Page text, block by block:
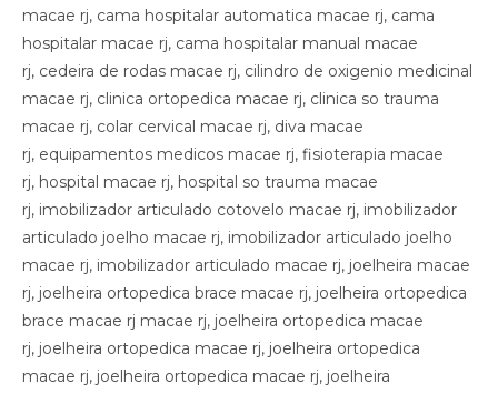
macae rj, cama hospitalar automatica macae rj, cama
hospitalar macae rj, cama hospitalar manual macae
rj, cedeira de rodas macae rj, cilindro de oxigenio medicinal
macae rj, clinica ortopedica macae rj, clinica so trauma
macae rj, colar cervical macae rj, diva macae
rj, equipamentos medicos macae rj, fisioterapia macae
rj, hospital macae rj, hospital so trauma macae
rj, imobilizador articulado cotovelo macae rj, imobilizador
articulado joelho macae rj, imobilizador articulado joelho
macae rj, imobilizador articulado macae rj, joelheira macae
rj, joelheira ortopedica brace macae rj, joelheira ortopedica
brace macae rj macae rj, joelheira ortopedica macae
rj, joelheira ortopedica macae rj, joelheira ortopedica
macae rj, joelheira ortopedica macae rj, joelheira